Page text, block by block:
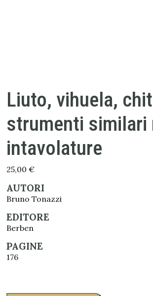
Liuto, vihuela,
strumenti similari
intavolature
25,00 €
AUTORI
Bruno Tonazzi
EDITORE
Berben
PAGINE
176